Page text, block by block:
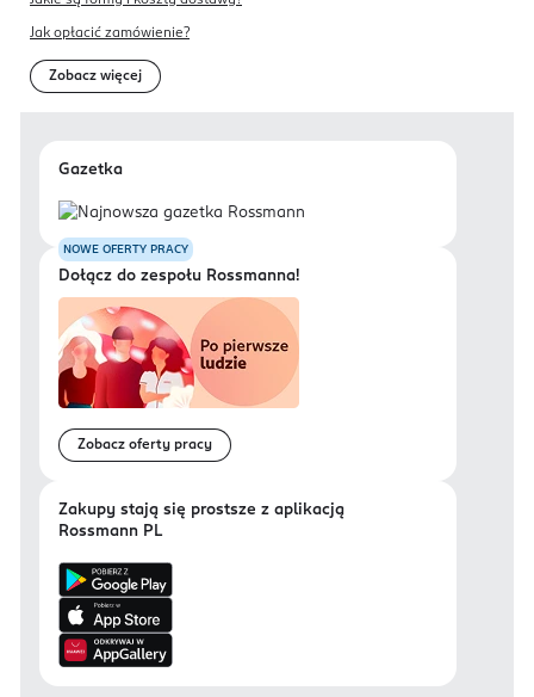
Jak opłacić zamówienie?
Zobacz więcej
Gazetka
NOWE OFERTY PRACY
Dołącz do zespołu Rossmanna!
Zobacz oferty pracy
Zakupy stają się prostsze z aplikacją
Rossmann PL